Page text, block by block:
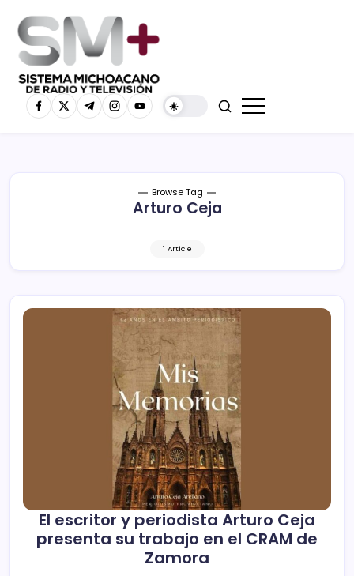
Browse Tag
Arturo Ceja
1 Article
El escritor y periodista Arturo Ceja
presenta su trabajo en el CRAM de
Zamora